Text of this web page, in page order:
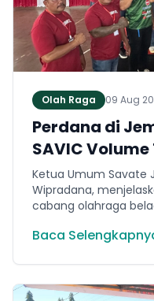
Olah Raga 09 Aug
Perdana di
SAVIC Volume
Ketua Umum Savate
Wipradana,
cabang olahraga
kickboxing. Ia
dirancang khusus
masyarakat lokal di
Baca